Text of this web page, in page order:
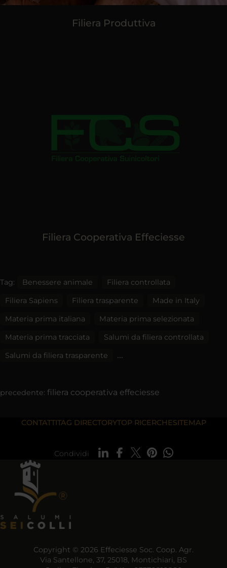
Filiera Produttiva
Filiera Cooperativa Effeciesse
Tag: Benessere animale
Filiera controllata
Filiera Sapiens
Filiera trasparente
Made in Italy
Materia prima italiana
Materia prima selezionata
Materia prima tracciata
Salumi da filiera controllata
Salumi da filiera trasparente
...
precedente: filiera cooperativa effeciesse
CONTATTITAG DIRECTORYTOP RICERCHESITEMAP
Condividi
Copyright © 2026 Effeciesse Soc. Coop. Agr.
Via Santellone, 37, 25018, Montichiari, BS